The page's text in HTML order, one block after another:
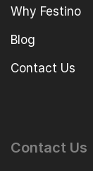
Why Festino
Blog
Contact Us
Contact Us